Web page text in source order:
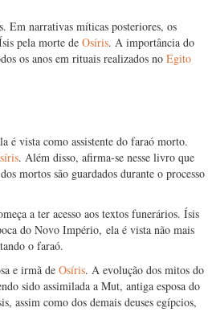
Em narrativas míticas posteriores, os
pela morte de Osíris. A importância do
os anos em rituais realizados no Egito
é vista como assistente do faraó morto.
. Além disso, afirma-se nesse livro que
mortos são guardados durante o processo
a ter acesso aos textos funerários. Ísis
do Novo Império, ela é vista não mais
o faraó.
e irmã de Osíris. A evolução dos mitos do
sido assimilada a Mut, antiga esposa do
assim como dos demais deuses egípcios,